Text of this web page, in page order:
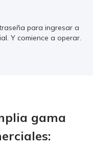
para ingresar a
Y comience a operar.
gama